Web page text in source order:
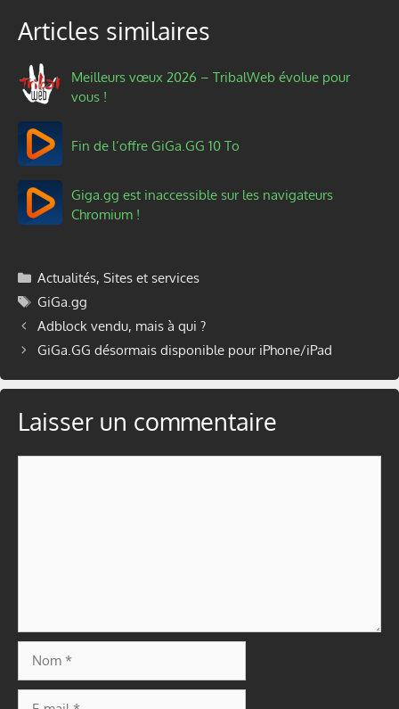
Articles similaires
Meilleurs vœux 2026 – TribalWeb évolue pour
vous !
Fin de l’offre GiGa.GG 10 To
Giga.gg est inaccessible sur les navigateurs
Chromium !
Catégories
Actualités, Sites et services
Étiquettes
GiGa.gg
Adblock vendu, mais à qui ?
GiGa.GG désormais disponible pour iPhone/iPad
Laisser un commentaire